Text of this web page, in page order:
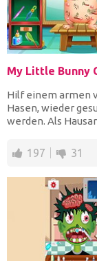
My Little Bunny
Hilf einem armen
Hasen, wieder
werden. Als
197 31